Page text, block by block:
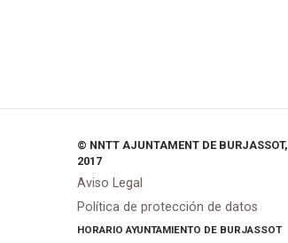
© NNTT AJUNTAMENT DE BURJASSOT,
2017
Aviso Legal
Política de protección de datos
HORARIO AYUNTAMIENTO DE BURJASSOT